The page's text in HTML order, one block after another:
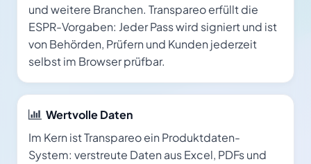
und weitere Branchen. Transpareo erfüllt die
ESPR-Vorgaben: Jeder Pass wird signiert und ist
von Behörden, Prüfern und Kunden jederzeit
selbst im Browser prüfbar.
Wertvolle Daten
Im Kern ist Transpareo ein Produktdaten-
System: verstreute Daten aus Excel, PDFs und